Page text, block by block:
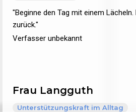
"Beginne den Tag mit einem
zurück."
Verfasser unbekannt
Frau Langguth
Unterstützungskraft im Alltag